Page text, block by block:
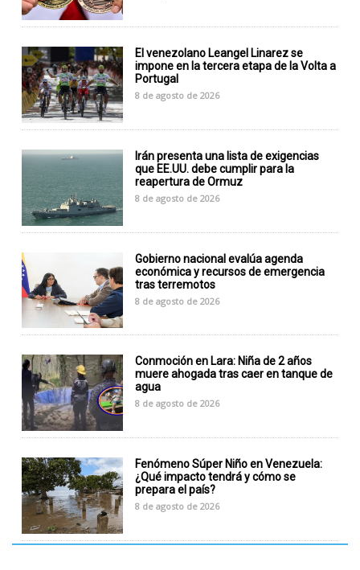
El venezolano Leangel Linarez se
impone en la tercera etapa de la Volta a
Portugal
8 de agosto de 2026
Irán presenta una lista de exigencias
que EE.UU. debe cumplir para la
reapertura de Ormuz
8 de agosto de 2026
Gobierno nacional evalúa agenda
económica y recursos de emergencia
tras terremotos
8 de agosto de 2026
Conmoción en Lara: Niña de 2 años
muere ahogada tras caer en tanque de
agua
8 de agosto de 2026
Fenómeno Súper Niño en Venezuela:
¿Qué impacto tendrá y cómo se
prepara el país?
8 de agosto de 2026